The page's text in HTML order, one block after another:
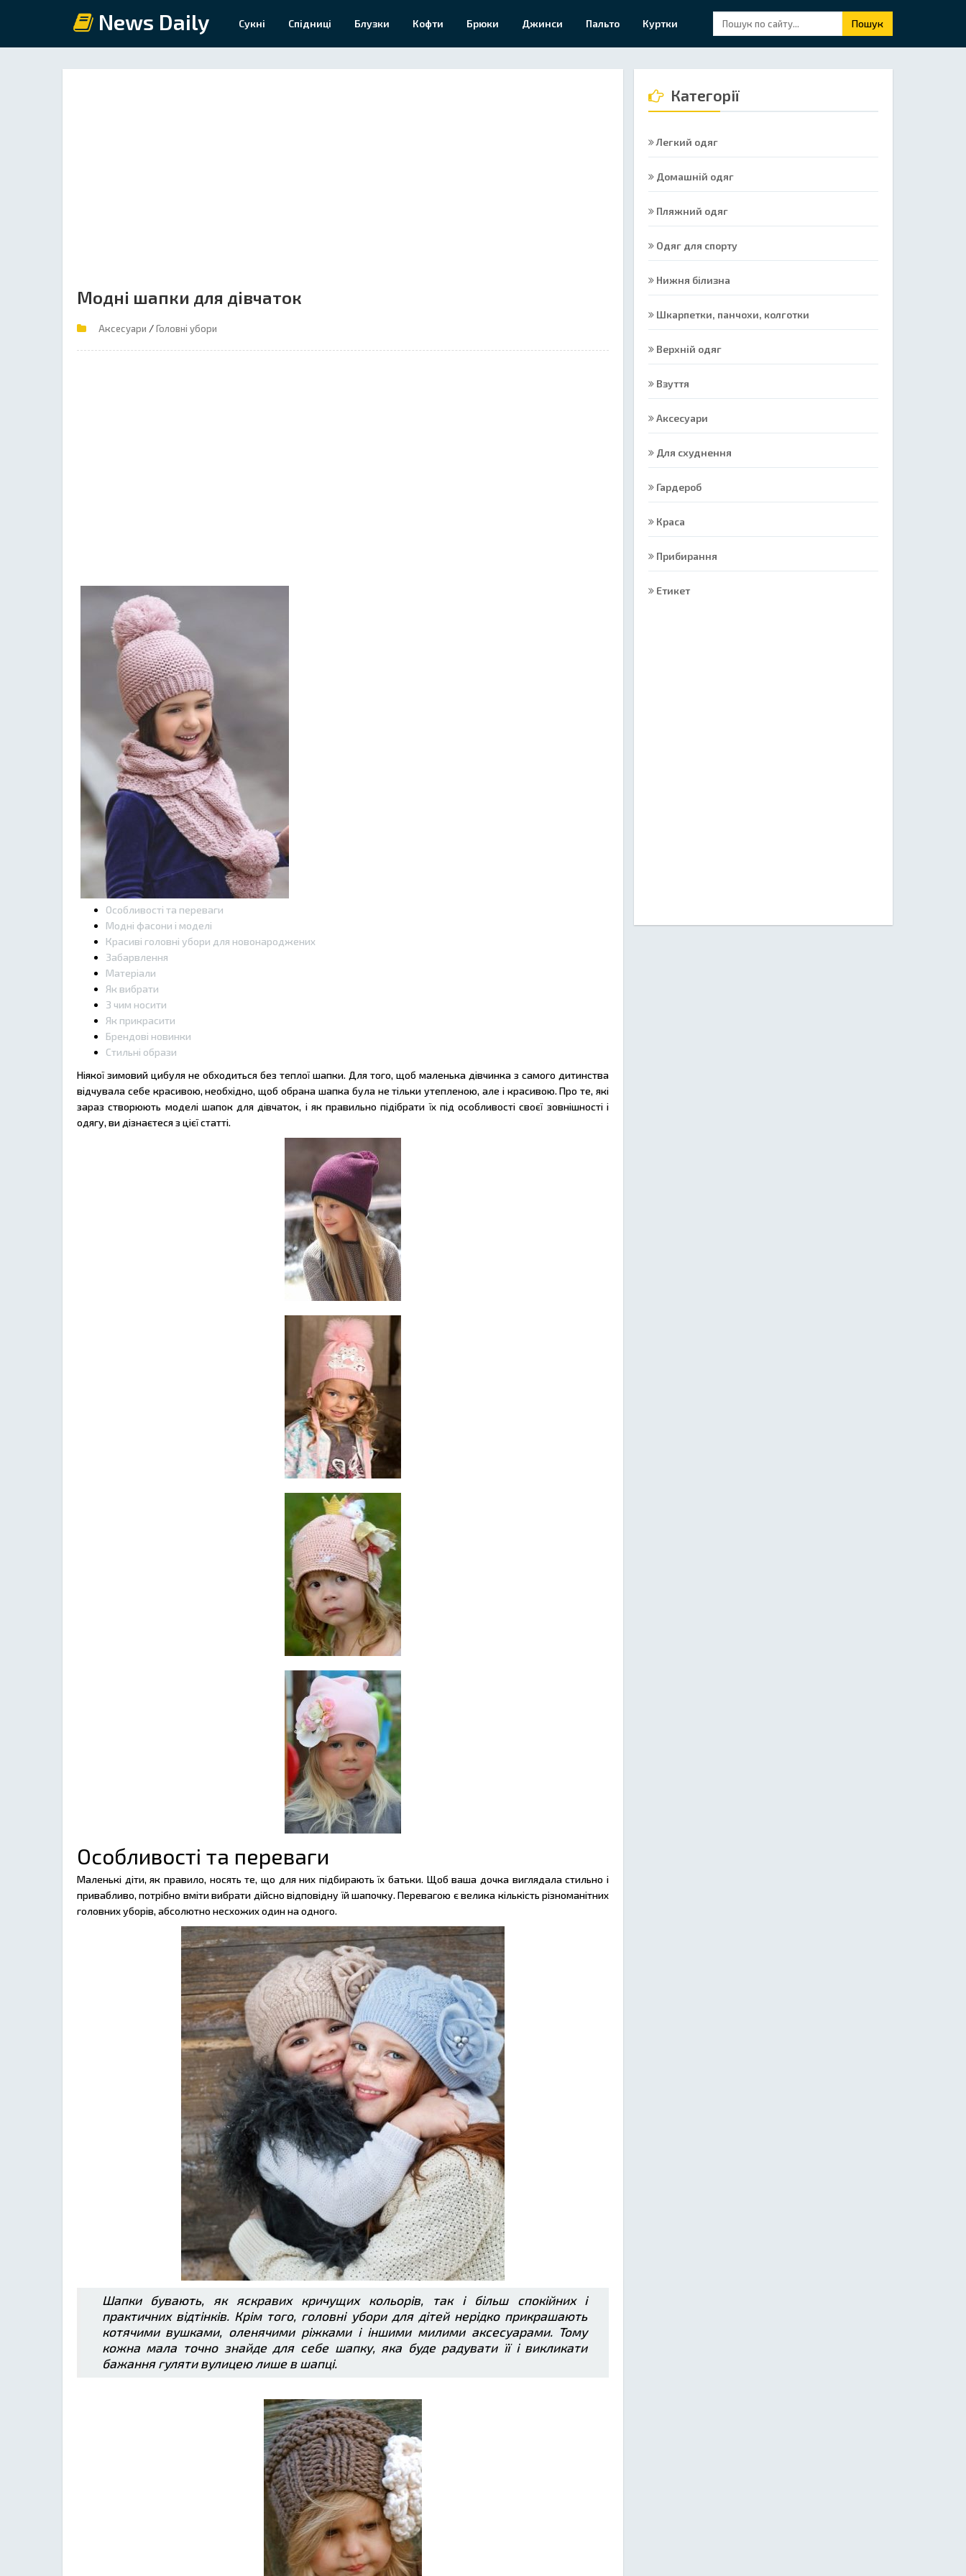
News Daily Сукні Спідниці Блузки Кофти Брюки Джинси Пальто Куртки Пошук
Модні шапки для дівчаток
Аксесуари /Головні убори
Особливості та переваги
Модні фасони і моделі
Красиві головні убори для новонароджених
Забарвлення
Матеріали
Як вибрати
З чим носити
Як прикрасити
Брендові новинки
Стильні образи
Ніякої зимовий цибуля не обходиться без теплої шапки. Для того, щоб маленька дівчинка з самого дитинства
відчувала себе красивою, необхідно, щоб обрана шапка була не тільки утепленою, але і красивою. Про те, які
зараз створюють моделі шапок для дівчаток, і як правильно підібрати їх під особливості своєї зовнішності і
одягу, ви дізнаєтеся з цієї статті.
Особливості та переваги
Маленькі діти, як правило, носять те, що для них підбирають їх батьки. Щоб ваша дочка виглядала стильно і
привабливо, потрібно вміти вибрати дійсно відповідну їй шапочку. Перевагою є велика кількість різноманітних
головних уборів, абсолютно несхожих один на одного.
Шапки бувають, як яскравих кричущих кольорів, так і більш спокійних і
практичних відтінків. Крім того, головні убори для дітей нерідко прикрашають
котячими вушками, оленячими ріжками і іншими милими аксесуарами. Тому
кожна мала точно знайде для себе шапку, яка буде радувати її і викликати
бажання гуляти вулицею лише в шапці.
Категорії
Легкий одяг
Домашній одяг
Пляжний одяг
Одяг для спорту
Нижня білизна
Шкарпетки, панчохи, колготки
Верхній одяг
Взуття
Аксесуари
Для схуднення
Гардероб
Краса
Прибирання
Етикет